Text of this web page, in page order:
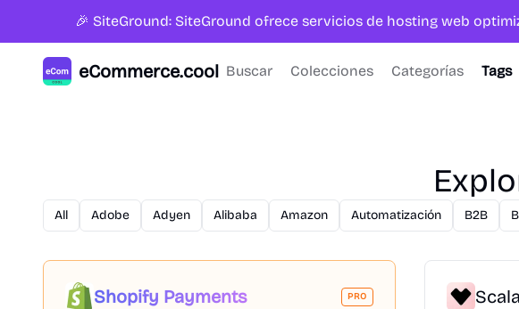
🎉 SiteGround: SiteGround ofrece servicios de hosting web
eCommerce.cool Buscar Colecciones Categorías Tags
All Adobe Adyen Alibaba Amazon Automatización B2B
Shopify Payments PRO